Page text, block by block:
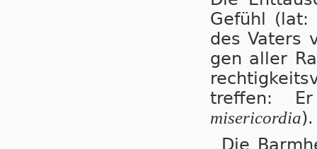
Ge­fühl (lat:
des Va­ters
gen al­ler
tref­fen:
misericordia).
Die